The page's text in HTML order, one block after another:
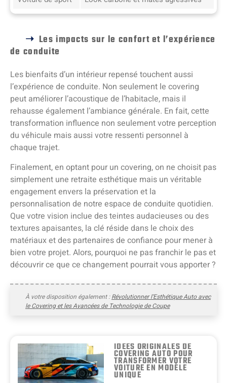
Les impacts sur le confort et l’expérience
de conduite
Les bienfaits d’un intérieur repensé touchent aussi
l’expérience de conduite. Non seulement le covering
peut améliorer l’acoustique de l’habitacle, mais il
rehausse également l’ambiance générale. En fait, cette
transformation influence non seulement votre perception
du véhicule mais aussi votre ressenti personnel à
chaque trajet.
Finalement, en optant pour un covering, on ne choisit pas
simplement une retraite esthétique mais un véritable
engagement envers la préservation et la
personnalisation de notre espace de conduite quotidien.
Que votre vision inclue des teintes audacieuses ou des
textures apaisantes, la clé réside dans le choix des
matériaux et des partenaires de confiance pour mener à
bien votre projet. Alors, pourquoi ne pas franchir le pas et
découvrir ce que ce changement pourrait vous apporter ?
À votre disposition également :Révolutionner l’Esthétique Auto avec
le Covering et les Avancées de Technologie de Coupe
IDÉES ORIGINALES DE
COVERING AUTO POUR
TRANSFORMER VOTRE
VOITURE EN MODÈLE
UNIQUE